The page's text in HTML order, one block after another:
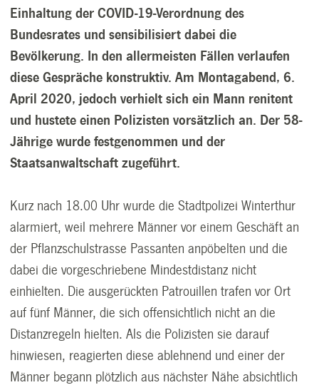
Einhaltung der COVID-19-Verordnung des
Bundesrates und sensibilisiert dabei die
Bevölkerung. In den allermeisten Fällen verlaufen
diese Gespräche konstruktiv. Am Montagabend, 6.
April 2020, jedoch verhielt sich ein Mann renitent
und hustete einen Polizisten vorsätzlich an. Der 58-
Jährige wurde festgenommen und der
Staatsanwaltschaft zugeführt.
Kurz nach 18.00 Uhr wurde die Stadtpolizei Winterthur
alarmiert, weil mehrere Männer vor einem Geschäft an
der Pflanzschulstrasse Passanten anpöbelten und die
dabei die vorgeschriebene Mindestdistanz nicht
einhielten. Die ausgerückten Patrouillen trafen vor Ort
auf fünf Männer, die sich offensichtlich nicht an die
Distanzregeln hielten. Als die Polizisten sie darauf
hinwiesen, reagierten diese ablehnend und einer der
Männer begann plötzlich aus nächster Nähe absichtlich